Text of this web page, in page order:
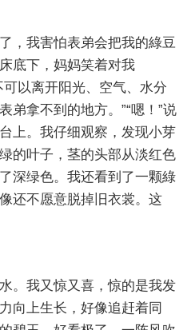
，我害怕表弟会把我的綠豆
底下，妈妈笑着对我
以离开阳光、空气、水分
弟拿不到的地方。”“嗯！”说
上。我仔细观察，发现小芽
的叶子，茎的头部从淡红色
深绿色。我还看到了一颗綠
还不愿意脱掉旧衣裳。这
。我又惊又喜，惊的是我发
向上生长，好像追赶着同